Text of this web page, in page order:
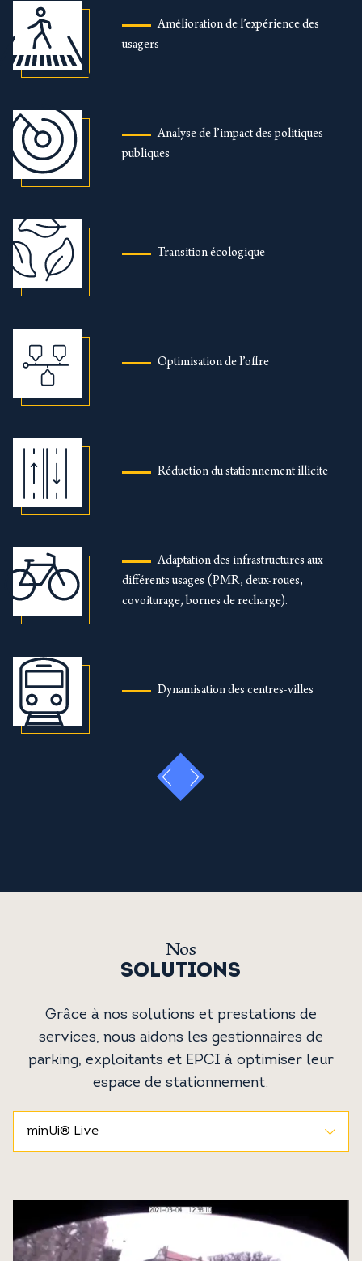
Amélioration de l’expérience des
usagers
Analyse de l’impact des politiques
publiques
Transition écologique
Optimisation de l’offre
Réduction du stationnement illicite
Adaptation des infrastructures aux
différents usages (PMR, deux-roues,
covoiturage, bornes de recharge).
Dynamisation des centres-villes
Nos
SOLUTIONS
Grâce à nos solutions et prestations de
services, nous aidons les gestionnaires de
parking, exploitants et EPCI à optimiser leur
espace de stationnement.